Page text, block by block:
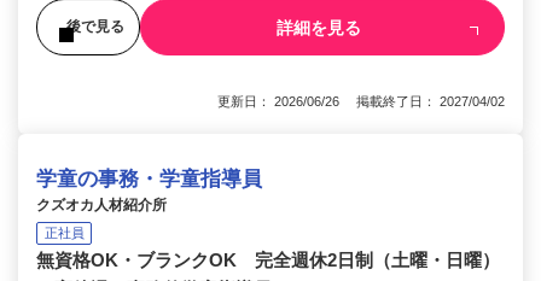
後で見る 詳細を見る
更新日： 2026/06/26 掲載終了日： 2027/04/02
学童の事務・学童指導員
クズオカ人材紹介所
正社員
無資格OK・ブランクOK 完全週休2日制（土曜・日曜）